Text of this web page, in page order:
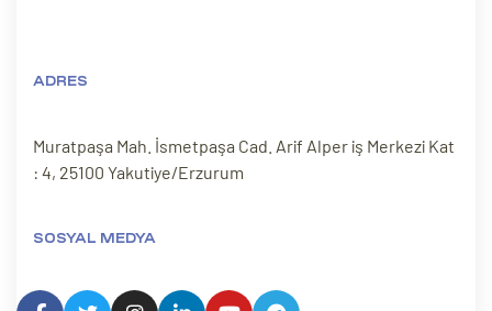
ADRES
Muratpaşa Mah. İsmetpaşa Cad. Arif Alper iş Merkezi Kat
: 4, 25100 Yakutiye/Erzurum
SOSYAL MEDYA